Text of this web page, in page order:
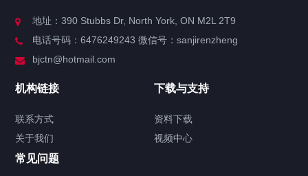
服务分类
签署类文件海牙认证程序费用
地址：390 Stubbs Dr, North York, ON M2L 2T9
电话号码：6476249243 微信号：sanjirenzheng
bjctn@hotmail.com
机构链接
联系方式
关于我们
下载与支持
资料下载
视频中心
常见问题